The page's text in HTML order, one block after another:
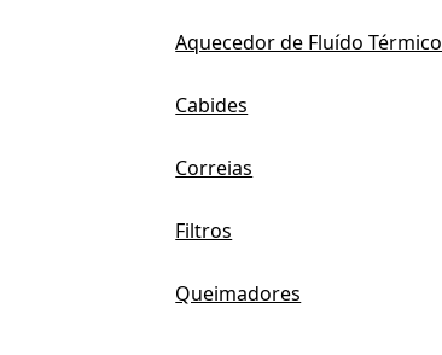
Aquecedor de Fluído Térmico
Cabides
Correias
Filtros
Queimadores